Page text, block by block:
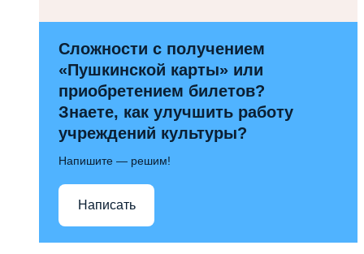
Сложности с получением
«Пушкинской карты» или
приобретением билетов?
Знаете, как улучшить работу
учреждений культуры?
Напишите — решим!
Написать